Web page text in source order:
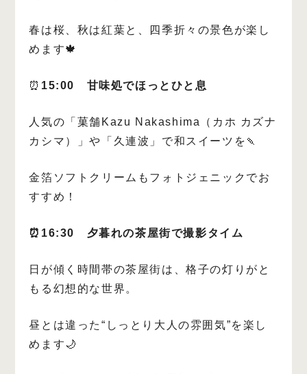
春は桜、秋は紅葉と、四季折々の景色が楽し
めます🍁
⏰ 15:00 甘味処でほっとひと息
人気の「菓舗Kazu Nakashima（カホ カズナ
カシマ）」や「久連波」で和スイーツを🍡
金箔ソフトクリームもフォトジェニックでお
すすめ！
⏰16:30 夕暮れの茶屋街で撮影タイム
日が傾く時間帯の茶屋街は、格子の灯りがと
もる幻想的な世界。
昼とは違った“しっとり大人の雰囲気”を楽し
めます🌙